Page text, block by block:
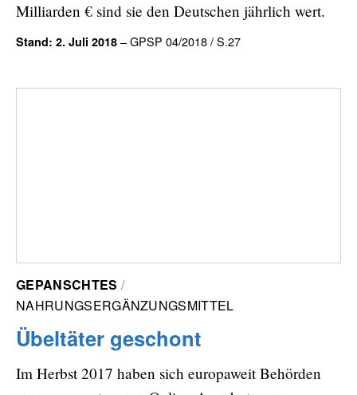
Milliarden € sind sie den Deutschen jährlich wert.
Stand: 2. Juli 2018 – GPSP 04/2018 / S.27
GEPANSCHTES
NAHRUNGSERGÄNZUNGSMITTEL
Übeltäter geschont
Im Herbst 2017 haben sich europaweit Behörden